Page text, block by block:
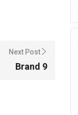
Next Post
Brand 9